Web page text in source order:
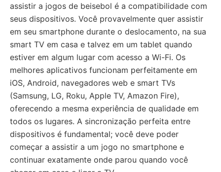
assistir a jogos de beisebol é a compatibilidade com
seus dispositivos. Você provavelmente quer assistir
em seu smartphone durante o deslocamento, na sua
smart TV em casa e talvez em um tablet quando
estiver em algum lugar com acesso a Wi-Fi. Os
melhores aplicativos funcionam perfeitamente em
iOS, Android, navegadores web e smart TVs
(Samsung, LG, Roku, Apple TV, Amazon Fire),
oferecendo a mesma experiência de qualidade em
todos os lugares. A sincronização perfeita entre
dispositivos é fundamental; você deve poder
começar a assistir a um jogo no smartphone e
continuar exatamente onde parou quando você